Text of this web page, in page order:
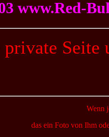
www.Red-
Wenn
das ein Foto von Ihm